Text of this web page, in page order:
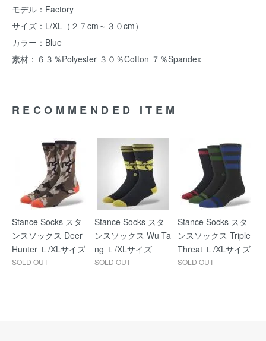
モデル：Factory
サイズ：L/XL（２７cm～３０cm）
カラー：Blue
素材：６３％Polyester ３０％Cotton ７％Spandex
RECOMMENDED ITEM
Stance Socks スタ
ンスソックス Deer
Hunter Ｌ/XLサイズ
SOLD OUT
Stance Socks スタ
ンスソックス Wu Ta
ng Ｌ/XLサイズ
SOLD OUT
Stance Socks スタ
ンスソックス Triple
Threat Ｌ/XLサイズ
SOLD OUT